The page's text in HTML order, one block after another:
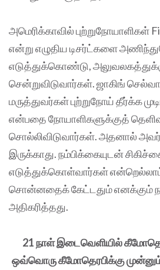
அமெரிக்காவில் புற்றுநோயாளிகள்
என்று எழுதிய டிசர்ட்களை
எடுத்துக்கொண்டு,
சென்றுவிடுவார்கள். ஜாகிங்
மருத்துவர்கள் புற்றுநோய் தீர்க்க
என்பதை நோயாளிகளுக்குத்
சொல்லிவிடுவார்கள். அதனால்
இருக்காது. நம்பிக்கையுடன்
எடுத்துக்கொள்வார்கள்
சொன்னதைக் கேட்டதும் எனக்கும்
அதிகரித்தது.
21 நாள் இடைவெளியில்
ஒவ்வொரு கீமோதெரபிக்கு